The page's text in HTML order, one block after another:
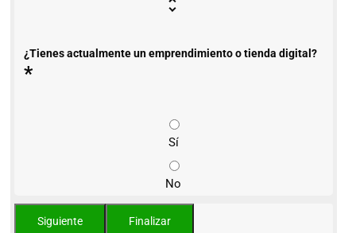
¿Tienes actualmente un emprendimiento o tienda digital?
*
Sí
No